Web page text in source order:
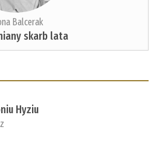
Balcerak
skarb lata
Hyziu